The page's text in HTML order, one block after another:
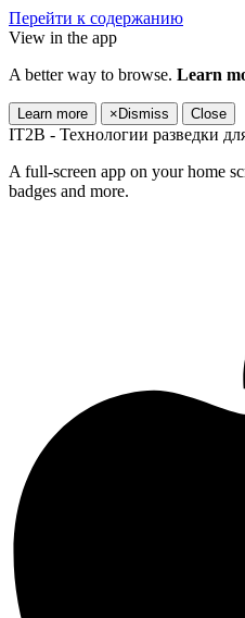
Перейти к содержанию
View in the app
A better way to browse. Learn
Learn more × Dismiss Close
IT2B - Технологии разведки
A full-screen app on your home
badges and more.